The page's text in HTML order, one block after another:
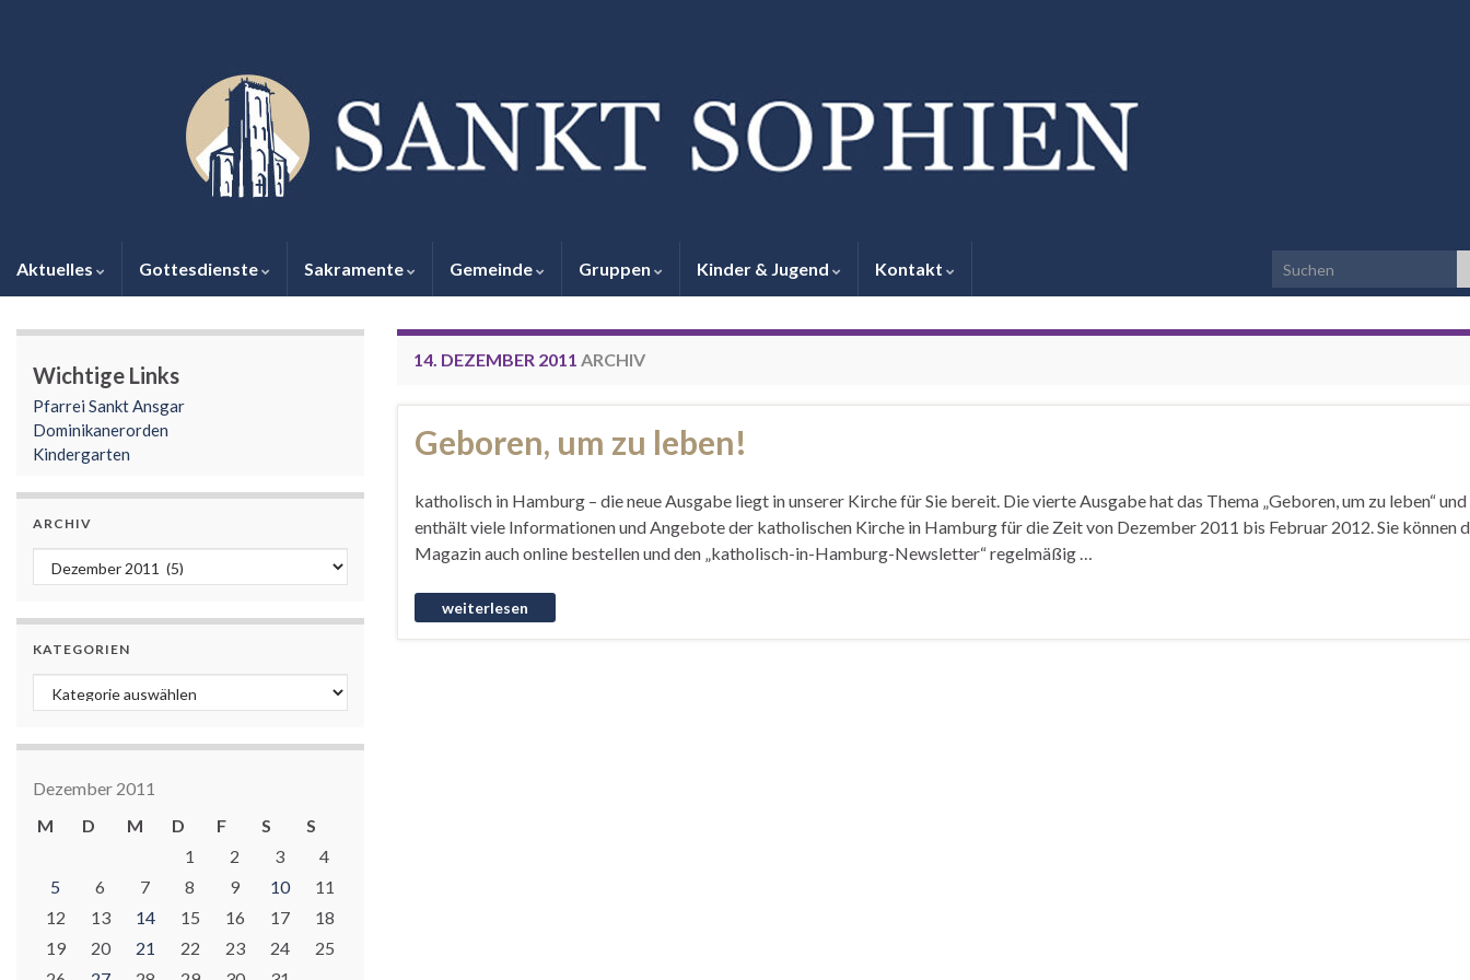
Aktuelles Gottesdienste Sakramente Gemeinde Gruppen Kinder & Jugend Kontakt Search for:
14. DEZEMBER 2011 ARCHIV
Geboren, um zu leben!
katholisch in Hamburg – die neue Ausgabe liegt in unserer Kirche für Sie bereit. Die vierte Ausgabe hat das Thema „Geboren, um zu leben“ und
enthält viele Informationen und Angebote der katholischen Kirche in Hamburg für die Zeit von Dezember 2011 bis Februar 2012. Sie können
Magazin auch online bestellen und den „katholisch-in-Hamburg-Newsletter“ regelmäßig …
Wichtige Links
Pfarrei Sankt Ansgar
Dominikanerorden
Kindergarten
ARCHIV
Archiv
KATEGORIEN
Kategorien
Dezember 2011
M
D M D F S
S
1
2 3
4
5
6 7 8 9 10
11
12
13 14 15 16 17
18
19
20 21 22 23 24
25